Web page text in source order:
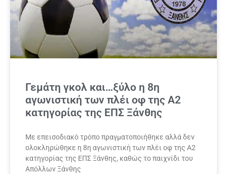
Γεμάτη γκολ και…ξύλο η 8η
αγωνιστική των πλέι οφ της Α2
κατηγορίας της ΕΠΣ Ξάνθης
Με επεισοδιακό τρόπο πραγματοποιήθηκε αλλά δεν
ολοκληρώθηκε η 8η αγωνιστική των πλέι οφ της Α2
κατηγορίας της ΕΠΣ Ξάνθης, καθώς το παιχνίδι του
Απόλλων Ξάνθης